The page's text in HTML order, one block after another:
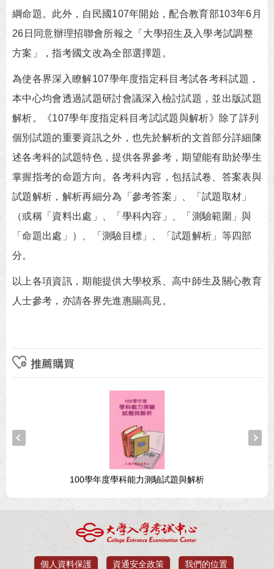
綱命題。此外，自民國107年開始，配合教育部103年6月
26日同意辦理招聯會所報之「大學招生及入學考試調整
方案」，指考國文改為全部選擇題。
為使各界深入瞭解107學年度指定科目考試各考科試題，
本中心均會透過試題研討會議深入檢討試題，並出版試題
解析。《107學年度指定科目考試試題與解析》除了詳列
個別試題的重要資訊之外，也先於解析的文首部分詳細陳
述各考科的試題特色，提供各界參考，期望能有助於學生
掌握指考的命題方向。各考科內容，包括試卷、答案表與
試題解析，解析再細分為「參考答案」、「試題取材」
（或稱「資料出處」、「學科內容」、「測驗範圍」與
「命題出處」）、「測驗目標」、「試題解析」等四部
分。
以上各項資訊，期能提供大學校系、高中師生及關心教育
人士參考，亦請各界先進惠賜高見。
推薦購買
100學年度學科能力測驗試題與解析
個人資料保護 資通安全政策 我們的位置